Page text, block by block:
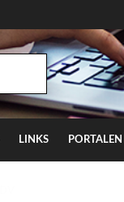
LINKS PORTALEN